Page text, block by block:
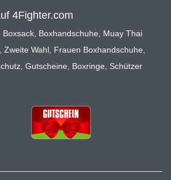
4Fighter.com
Boxsack Boxhandschuhe
Muay Thai
Zweite Wahl Frauen Boxhandschuhe
Gutscheine Boxringe Schützer